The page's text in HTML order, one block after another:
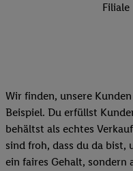
Filiale
Wir finden, unsere
Beispiel. Du erfüllst
behältst als echtes
sind froh, dass du da bist,
ein faires Gehalt,